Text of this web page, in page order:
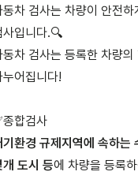
동차 검사는 차량이 안전
사입니다.🔍
동차 검사는 등록한 차량의
누어집니다!
기환경 규제지역에 속하
개 도시 등에 차량을 등록